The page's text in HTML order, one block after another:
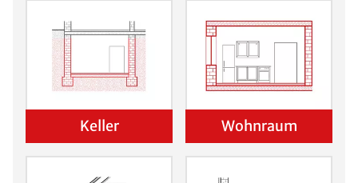
Keller Wohnraum